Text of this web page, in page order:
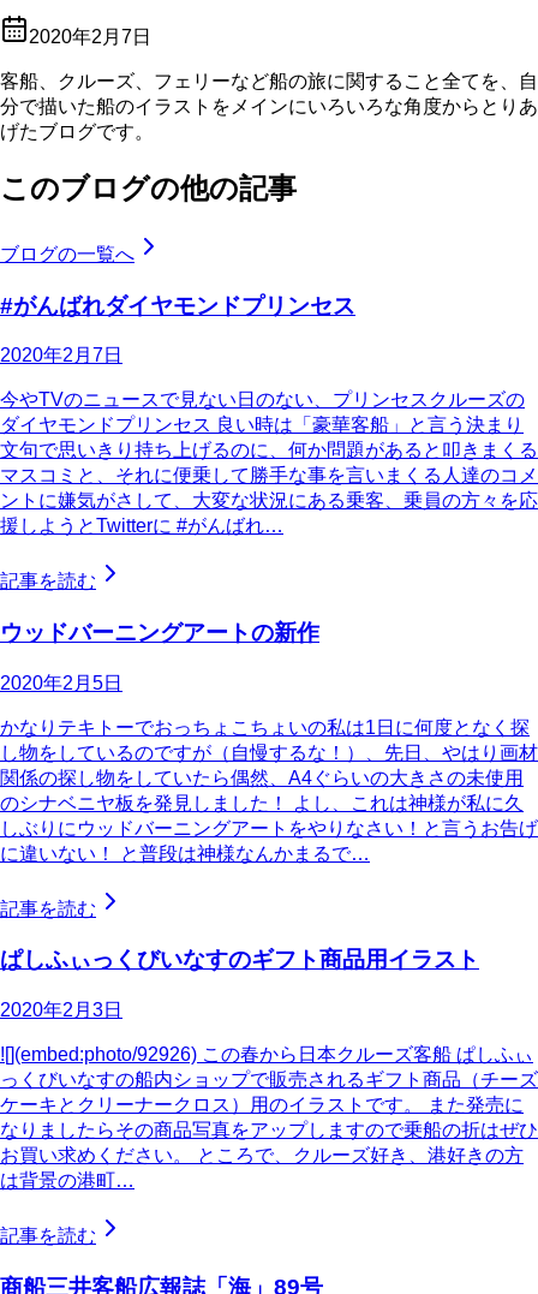
2020年2月7日
客船、クルーズ、フェリーなど船の旅に関すること全てを、自
分で描いた船のイラストをメインにいろいろな角度からとりあ
げたブログです。
このブログの他の記事
ブログの一覧へ
#がんばれダイヤモンドプリンセス
2020年2月7日
今やTVのニュースで見ない日のない、プリンセスクルーズの
ダイヤモンドプリンセス 良い時は「豪華客船」と言う決まり
文句で思いきり持ち上げるのに、何か問題があると叩きまくる
マスコミと、それに便乗して勝手な事を言いまくる人達のコメ
ントに嫌気がさして、大変な状況にある乗客、乗員の方々を応
援しようとTwitterに #がんばれ…
記事を読む
ウッドバーニングアートの新作
2020年2月5日
かなりテキトーでおっちょこちょいの私は1日に何度となく探
し物をしているのですが（自慢するな！）、先日、やはり画材
関係の探し物をしていたら偶然、A4ぐらいの大きさの未使用
のシナベニヤ板を発見しました！ よし、これは神様が私に久
しぶりにウッドバーニングアートをやりなさい！と言うお告げ
に違いない！ と普段は神様なんかまるで…
記事を読む
ぱしふぃっくびいなすのギフト商品用イラスト
2020年2月3日
![](embed:photo/92926) この春から日本クルーズ客船 ぱしふぃ
っくびいなすの船内ショップで販売されるギフト商品（チーズ
ケーキとクリーナークロス）用のイラストです。 また発売に
なりましたらその商品写真をアップしますので乗船の折はぜひ
お買い求めください。 ところで、クルーズ好き、港好きの方
は背景の港町…
記事を読む
商船三井客船広報誌「海」89号